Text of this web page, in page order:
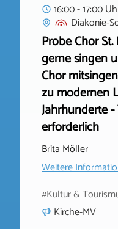
16:00 - 17:00
Diakonie-
Probe Chor
gerne singen
Chor
zu modernen
Jahrhunderte
erforderlich
Brita Möller
Weitere
#Kultur &
Kirche-MV